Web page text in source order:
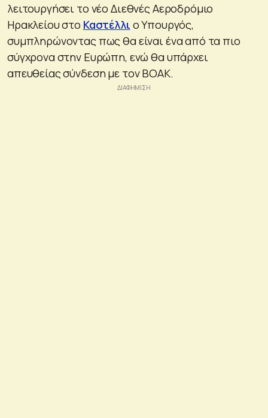
λειτουργήσει το νέο Διεθνές Αεροδρόμιο
Ηρακλείου στο Καστέλλι o Υπουργός,
συμπληρώνοντας πως θα είναι ένα από τα πιο
σύγχρονα στην Ευρώπη, ενώ θα υπάρχει
απευθείας σύνδεση με τον ΒΟΑΚ.